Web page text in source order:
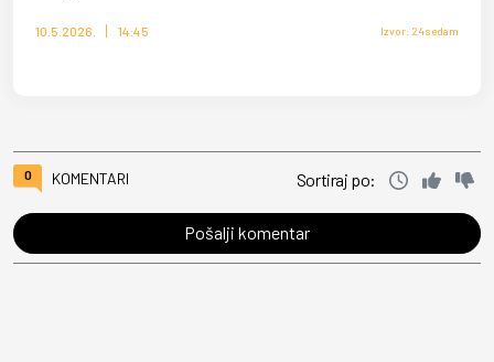
10.5.2026. 14:45 Izvor: 24sedam
0 KOMENTARI Sortiraj po:
Pošalji komentar